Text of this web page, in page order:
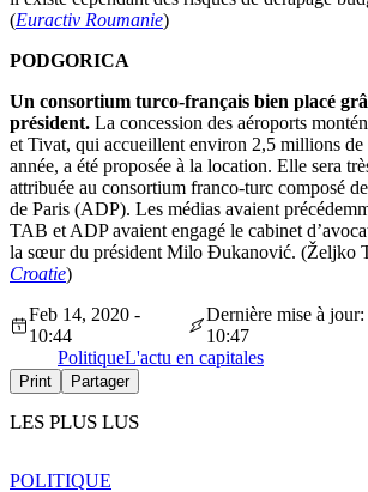
(Euractiv Roumanie)
PODGORICA
Un consortium turco-français bien placé
président. La concession des aéroports
et Tivat, qui accueillent environ 2,5 millions de
année, a été proposée à la location. Elle sera
attribuée au consortium franco-turc composé
de Paris (ADP). Les médias avaient
TAB et ADP avaient engagé le cabinet
la sœur du président Milo Đukanović. (Željko
Croatie)
Feb 14, 2020 -
10:44
Dernière mise à
10:47
PolitiqueL'actu en capitales
Print Partager
LES PLUS LUS
POLITIQUE